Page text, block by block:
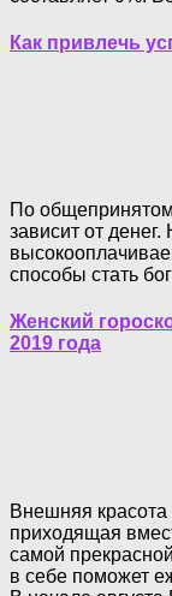
Как привлечь
По
зависит от
способы стать
Женский
2019 года
Внешняя
приходящая
самой
в себе поможет